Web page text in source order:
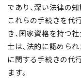
であり、深い法律の
これらの手続きを代
き、国家資格を持つ社
士は、法的に認めら
に関する手続きの代
ます。